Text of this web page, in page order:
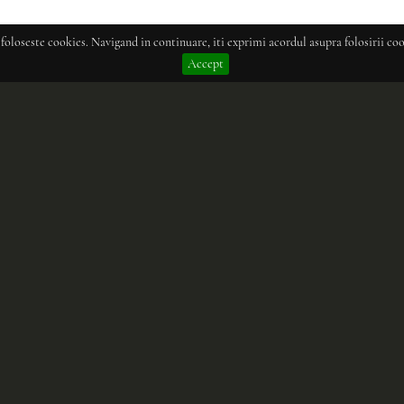
cookies. Navigand in continuare, iti exprimi acordul asupra folosirii
Accept